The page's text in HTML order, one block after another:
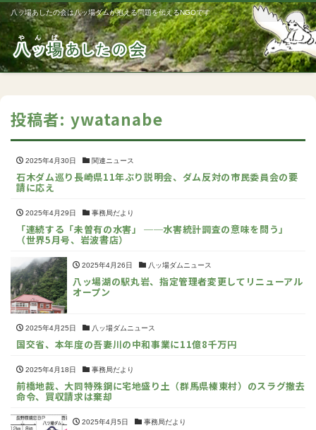
八ッ場あしたの会は八ッ場ダムが抱える問題を伝えるNGOです
投稿者: ywatanabe
2025年4月30日 関連ニュース
石木ダム巡り長崎県11年ぶり説明会、ダム反対の市民委員会の要
請に応え
2025年4月29日 事務局だより
「連続する「未曽有の水害」 ──水害統計調査の意味を問う」
（世界5月号、岩波書店）
2025年4月26日 八ッ場ダムニュース
八ッ場湖の駅丸岩、指定管理者変更してリニューアル
オープン
2025年4月25日 八ッ場ダムニュース
国交省、本年度の吾妻川の中和事業に11億8千万円
2025年4月18日 事務局だより
前橋地裁、大同特殊鋼に宅地盛り土（群馬県榛東村）のスラグ撤去
命令、買収請求は棄却
2025年4月5日 事務局だより